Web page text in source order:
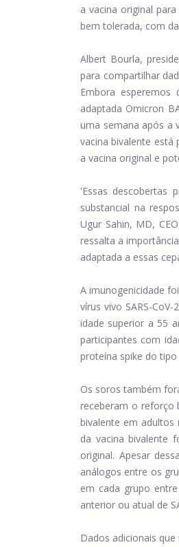
a vacina original
bem tolerada, com
Albert Bourla,
para compartilhar
Embora
adaptada Omicron
uma semana após a
vacina bivalente
a vacina original e
'Essas descobertas
substancial na
Ugur Sahin, MD,
ressalta a
adaptada a essas
A imunogenicidade
vírus vivo SARS-
idade superior a 55
participantes com
proteína spike do tipo
Os soros também
receberam o reforço
bivalente em
da vacina bivalente
original. Apesar
análogos entre os
em cada grupo
anterior ou atual de
Dados adicionais